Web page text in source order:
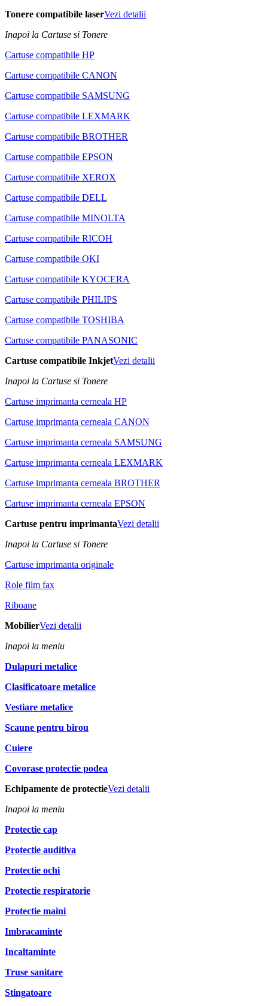
Tonere compatibile laserVezi detalii
Inapoi la Cartuse si Tonere
Cartuse compatibile HP
Cartuse compatibile CANON
Cartuse compatibile SAMSUNG
Cartuse compatibile LEXMARK
Cartuse compatibile BROTHER
Cartuse compatibile EPSON
Cartuse compatibile XEROX
Cartuse compatibile DELL
Cartuse compatibile MINOLTA
Cartuse compatibile RICOH
Cartuse compatibile OKI
Cartuse compatibile KYOCERA
Cartuse compatibile PHILIPS
Cartuse compatibile TOSHIBA
Cartuse compatibile PANASONIC
Cartuse compatibile InkjetVezi detalii
Inapoi la Cartuse si Tonere
Cartuse imprimanta cerneala HP
Cartuse imprimanta cerneala CANON
Cartuse imprimanta cerneala SAMSUNG
Cartuse imprimanta cerneala LEXMARK
Cartuse imprimanta cerneala BROTHER
Cartuse imprimanta cerneala EPSON
Cartuse pentru imprimantaVezi detalii
Inapoi la Cartuse si Tonere
Cartuse imprimanta originale
Role film fax
Riboane
MobilierVezi detalii
Inapoi la meniu
Dulapuri metalice
Clasificatoare metalice
Vestiare metalice
Scaune pentru birou
Cuiere
Covorase protectie podea
Echipamente de protectieVezi detalii
Inapoi la meniu
Protectie cap
Protectie auditiva
Protectie ochi
Protectie respiratorie
Protectie maini
Imbracaminte
Incaltaminte
Truse sanitare
Stingatoare